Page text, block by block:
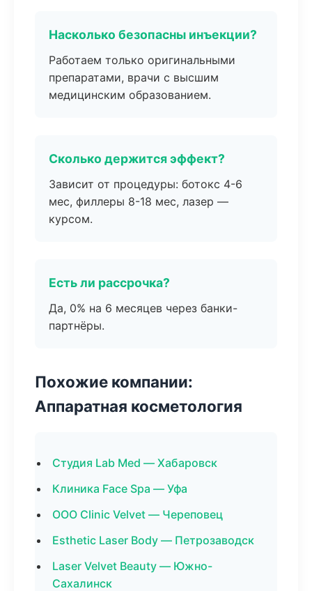
Насколько безопасны инъекции?
Работаем только оригинальными
препаратами, врачи с высшим
медицинским образованием.
Сколько держится эффект?
Зависит от процедуры: ботокс 4-6
мес, филлеры 8-18 мес, лазер —
курсом.
Есть ли рассрочка?
Да, 0% на 6 месяцев через банки-
партнёры.
Похожие компании:
Аппаратная косметология
Студия Lab Med — Хабаровск
Клиника Face Spa — Уфа
ООО Clinic Velvet — Череповец
Esthetic Laser Body — Петрозаводск
Laser Velvet Beauty — Южно-
Сахалинск